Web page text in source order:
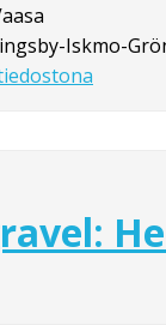
Iskmo-